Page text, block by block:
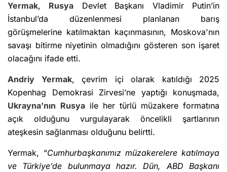
Yermak, Rusya Devlet Başkanı Vladimir Putin’in
İstanbul’da düzenlenmesi planlanan barış
görüşmelerine katılmaktan kaçınmasının, Moskova'nın
savaşı bitirme niyetinin olmadığını gösteren son işaret
olacağını ifade etti.
Andriy Yermak, çevrim içi olarak katıldığı 2025
Kopenhag Demokrasi Zirvesi’ne yaptığı konuşmada,
Ukrayna’nın Rusya ile her türlü müzakere formatına
açık olduğunu vurgulayarak öncelikli şartlarının
ateşkesin sağlanması olduğunu belirtti.
Yermak, “Cumhurbaşkanımız müzakerelere katılmaya
ve Türkiye’de bulunmaya hazır. Dün, ABD Başkanı